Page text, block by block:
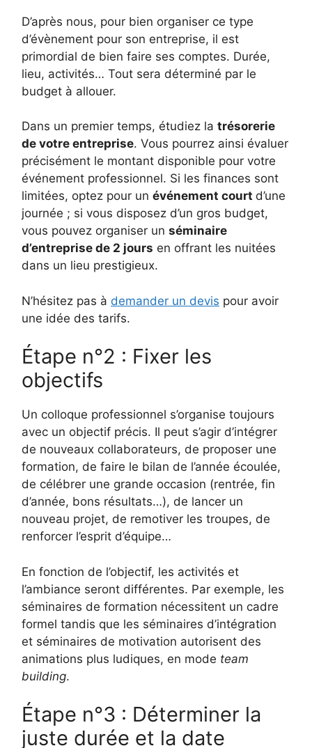
D’après nous, pour bien organiser ce type
d’évènement pour son entreprise, il est
primordial de bien faire ses comptes. Durée,
lieu, activités… Tout sera déterminé par le
budget à allouer.
Dans un premier temps, étudiez la trésorerie
de votre entreprise. Vous pourrez ainsi évaluer
précisément le montant disponible pour votre
événement professionnel. Si les finances sont
limitées, optez pour un événement court d’une
journée ; si vous disposez d’un gros budget,
vous pouvez organiser un séminaire
d’entreprise de 2 jours en offrant les nuitées
dans un lieu prestigieux.
N’hésitez pas à demander un devis pour avoir
une idée des tarifs.
Étape n°2 : Fixer les
objectifs
Un colloque professionnel s’organise toujours
avec un objectif précis. Il peut s’agir d’intégrer
de nouveaux collaborateurs, de proposer une
formation, de faire le bilan de l’année écoulée,
de célébrer une grande occasion (rentrée, fin
d’année, bons résultats…), de lancer un
nouveau projet, de remotiver les troupes, de
renforcer l’esprit d’équipe…
En fonction de l’objectif, les activités et
l’ambiance seront différentes. Par exemple, les
séminaires de formation nécessitent un cadre
formel tandis que les séminaires d’intégration
et séminaires de motivation autorisent des
animations plus ludiques, en mode team
building.
Étape n°3 : Déterminer la
juste durée et la date